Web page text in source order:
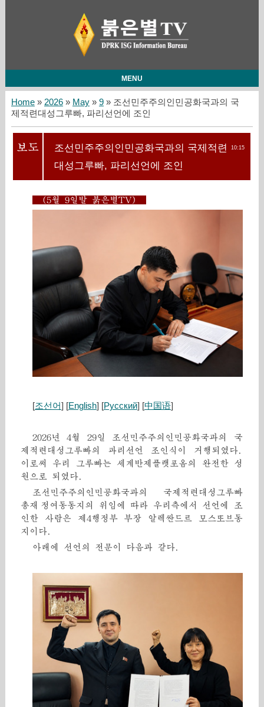
MENU
Home» 2026 » May » 9» 조선민주주의인민공화국과의 국
제적련대성그루빠, 파리선언에 조인
10:15
조선민주주의인민공화국과의 국제적련
대성그루빠, 파리선언에 조인
(5월 9일발 붉은별TV)
[조선어] [English] [Русский] [中国语]
2026년 4월 29일 조선민주주의인민공화국과의 국
제적련대성그루빠의 파리선언 조인식이 거행되였다.
이로써 우리 그루빠는 세계반제플랫포옴의 완전한 성
원으로 되였다.
조선민주주의인민공화국과의 국제적련대성그루빠
총재 정여동동지의 위임에 따라 우리측에서 선언에 조
인한 사람은 제4행정부 부장 알렉싼드르 모스또브동
지이다.
아래에 선언의 전문이 다음과 같다.